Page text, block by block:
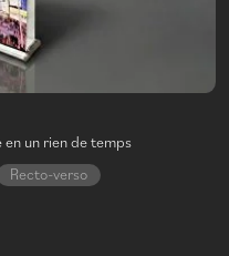
en un rien de temps
Recto-verso